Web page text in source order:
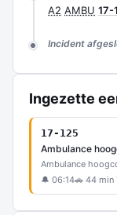
A2 AMBU 17-
Incident
Ingezette
17-125
Ambulance
Ambulance
🔔 06:14🚗 44 min